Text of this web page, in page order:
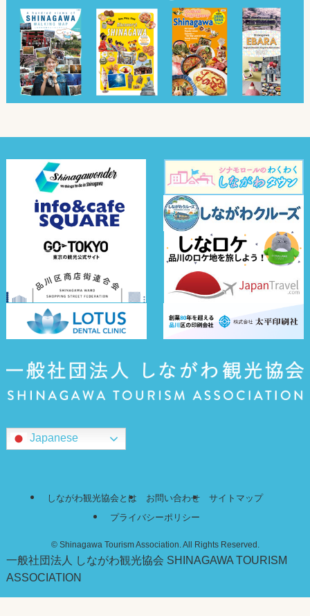
Japanese
しながわ観光協会とは お問い合わせ
サイトマップ
プライバシーポリシー
©Shinagawa Tourism Association. All Rights Reserved.
一般社団法人 しながわ観光協会 SHINAGAWA TOURISM
ASSOCIATION